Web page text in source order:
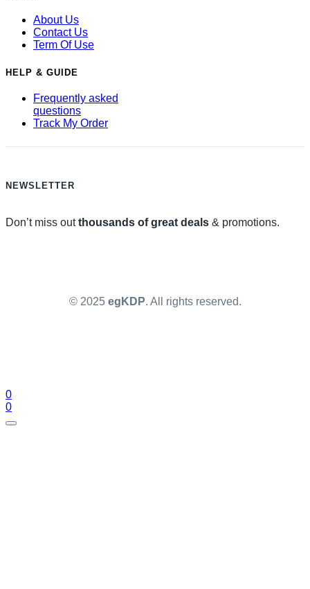
About Us
Contact Us
Term Of Use
HELP & GUIDE
Frequently asked
questions
Track My Order
NEWSLETTER
Don’t miss outthousands of great deals & promotions.
© 2025 egKDP. All rights reserved.
0
0